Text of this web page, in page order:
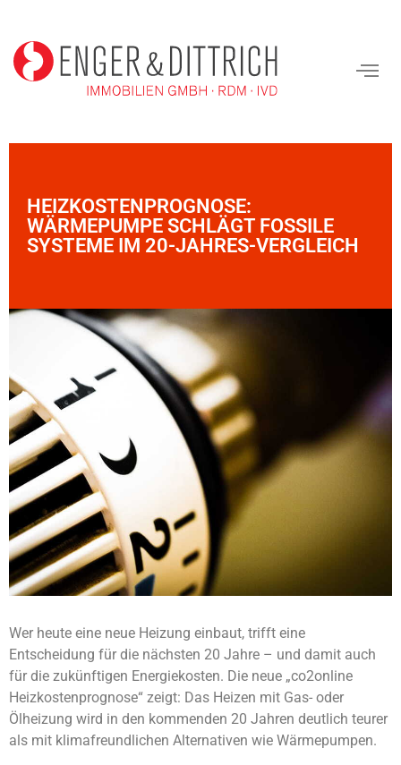
HEIZKOSTENPROGNOSE:
WÄRMEPUMPE SCHLÄGT FOSSILE
SYSTEME IM 20-JAHRES-VERGLEICH
Wer heute eine neue Heizung einbaut, trifft eine
Entscheidung für die nächsten 20 Jahre – und damit auch
für die zukünftigen Energiekosten. Die neue „co2online
Heizkostenprognose“ zeigt: Das Heizen mit Gas- oder
Ölheizung wird in den kommenden 20 Jahren deutlich teurer
als mit klimafreundlichen Alternativen wie Wärmepumpen.